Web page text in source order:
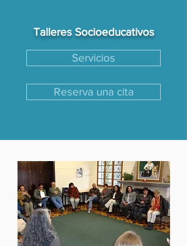
Talleres Socioeducativos
Servicios
Reserva una cita